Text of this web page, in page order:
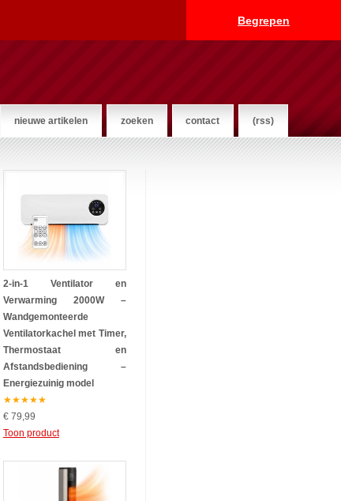
Begrepen
nieuwe artikelen zoeken contact (rss)
2-in-1 Ventilator en
Verwarming 2000W –
Wandgemonteerde
Ventilatorkachel met Timer,
Thermostaat en
Afstandsbediening –
Energiezuinig model
★★★★★
€ 79,99
Toon product